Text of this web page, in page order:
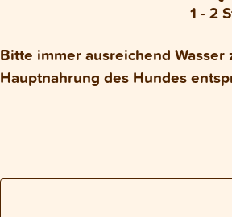
1 - 2
Bitte immer ausreichend
Hauptnahrung des Hundes